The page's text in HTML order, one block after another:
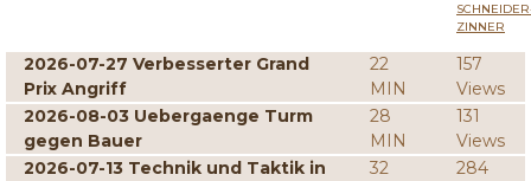
ZINNER
2026-07-27 Verbesserter Grand
Prix Angriff
22
MIN
157
Views
2026-08-03 Uebergaenge Turm
gegen Bauer
28
MIN
131
Views
2026-07-13 Technik und Taktik in
32
284